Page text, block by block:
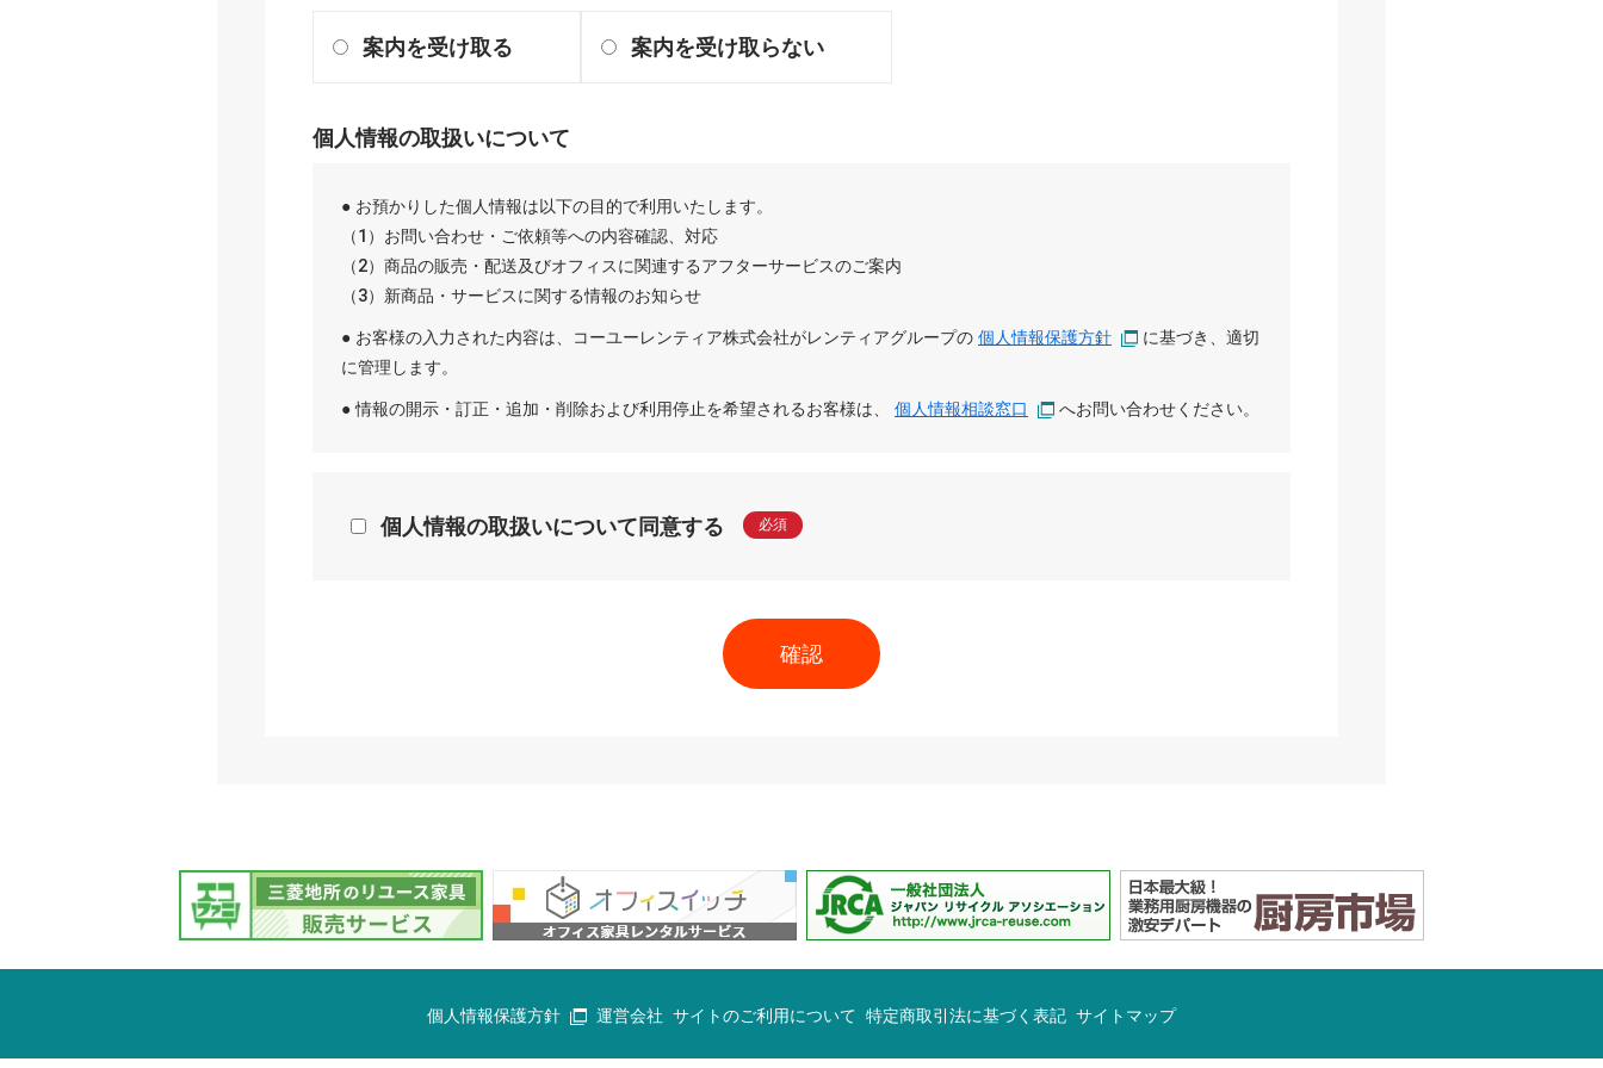
案内を受け取る 案内を受け取らない
個人情報の取扱いについて
● お預かりした個人情報は以下の目的で利用いたします。
（1）お問い合わせ・ご依頼等への内容確認、対応
（2）商品の販売・配送及びオフィスに関連するアフターサービスのご案内
（3）新商品・サービスに関する情報のお知らせ
● お客様の入力された内容は、 コーユーレンティア株式会社がレンティアグループの 個人情報保護方針
に基づき、適切
に管理します。
● 情報の開示・訂正・追加・削除および利用停止を希望されるお客様は、 個人情報相談窓口 へお問い合わせください。
個人情報の取扱いについて同意する 必須
個人情報保護方針 運営会社 サイトのご利用について 特定商取引法に基づく表記 サイトマップ